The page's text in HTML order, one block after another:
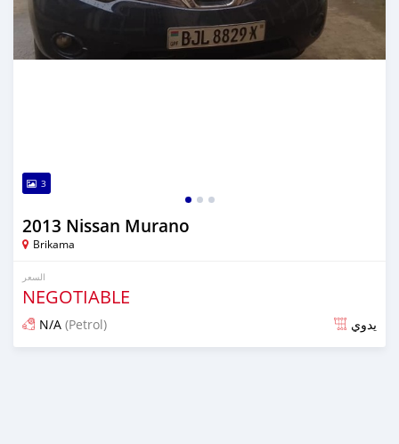
3
2013 Nissan Murano
Brikama
السعر
NEGOTIABLE
N/A (Petrol) يدوي